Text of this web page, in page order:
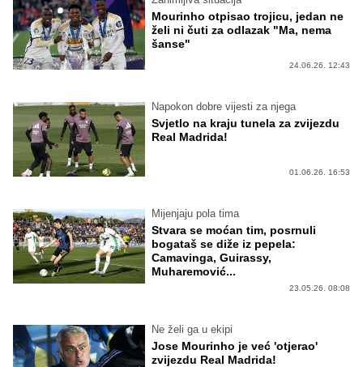
Mourinho otpisao trojicu, jedan ne
želi ni čuti za odlazak "Ma, nema
šanse"
24.06.26. 12:43
Napokon dobre vijesti za njega
Svjetlo na kraju tunela za zvijezdu
Real Madrida!
01.06.26. 16:53
Mijenjaju pola tima
Stvara se moćan tim, posrnuli
bogataš se diže iz pepela:
Camavinga, Guirassy,
Muharemović...
23.05.26. 08:08
Ne želi ga u ekipi
Jose Mourinho je već 'otjerao'
zvijezdu Real Madrida!